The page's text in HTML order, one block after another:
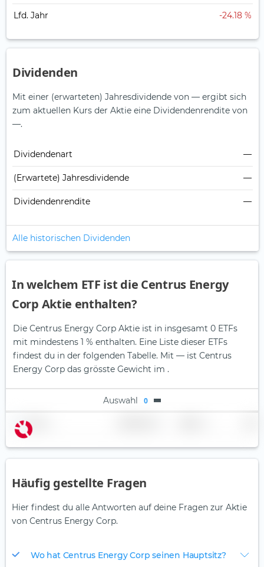
Lfd. Jahr -24.18 %
Dividenden
Mit einer (erwarteten) Jahresdividende von — ergibt sich
zum aktuellen Kurs der Aktie eine Dividendenrendite von
—.
Dividendenart —
(Erwartete) Jahresdividende —
Dividendenrendite —
Alle historischen Dividenden
In welchem ETF ist die Centrus Energy
Corp Aktie enthalten?
Die Centrus Energy Corp Aktie ist in insgesamt 0 ETFs
mit mindestens 1 % enthalten. Eine Liste dieser ETFs
findest du in der folgenden Tabelle. Mit — ist Centrus
Energy Corp das grösste Gewicht im .
Auswahl 0
Name
Häufig gestellte Fragen
Hier findest du alle Antworten auf deine Fragen zur Aktie
von Centrus Energy Corp.
Wo hat Centrus Energy Corp seinen Hauptsitz?